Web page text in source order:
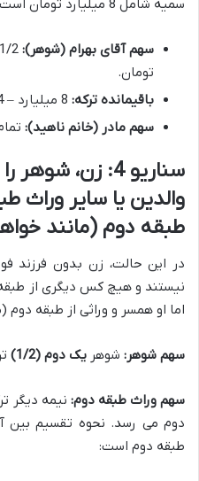
سمیه شامل 8 میلیارد تومان است.
سهم آقای بهرام (شوهر):
تومان.
باقیمانده ترکه:
سهم مادر (خانم ناهید): تمام 4 میلیارد
سناریو 4: زن،
والدین یا سایر وراث
طبقه دوم (مانند
در این حالت، زن بدون فرزند
نیستند و هیچ کس دیگری از
اما او همسر و وراثی از طبقه دوم
سهم شوهر: شوهر یک دوم (1/2)
سهم وراث طبقه دوم:
دوم می رسد. نحوه تقسیم بین
طبقه دوم است: